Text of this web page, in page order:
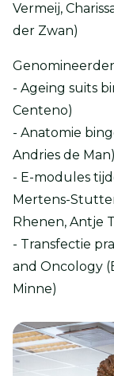
Vermeij,
der Zwan)
- Ageing suits
Centeno)
- Anatomie
Andries de Man)
- E-modules
Mertens-
Rhenen, Antje
- Transfectie
and Oncology
Minne)